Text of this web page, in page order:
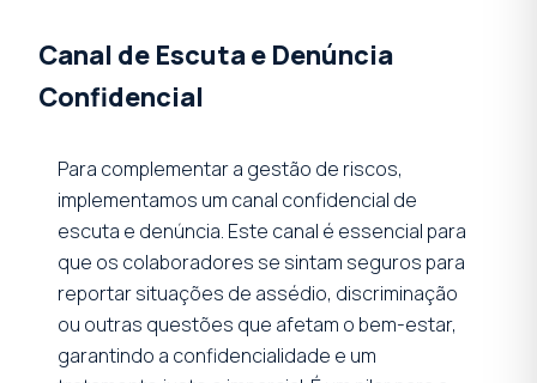
Canal de Escuta e Denúncia
Confidencial
Para complementar a gestão de riscos,
implementamos um canal confidencial de
escuta e denúncia. Este canal é essencial para
que os colaboradores se sintam seguros para
reportar situações de assédio, discriminação
ou outras questões que afetam o bem-estar,
garantindo a confidencialidade e um